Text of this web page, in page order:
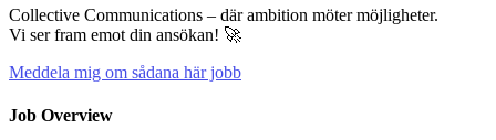
Collective Communications – där ambition möter möjligheter.
Vi ser fram emot din ansökan! 🚀
Meddela mig om sådana här jobb
Job Overview